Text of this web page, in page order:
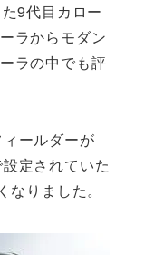
9代目カロー
ラからモダン
ラの中でも評
ールダーが
定されていた
りました。